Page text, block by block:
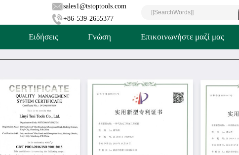
sales1@tstoptools.com
+86-539-2655377
Ειδήσεις Γνώση Επικοινωνήστε μαζί μας